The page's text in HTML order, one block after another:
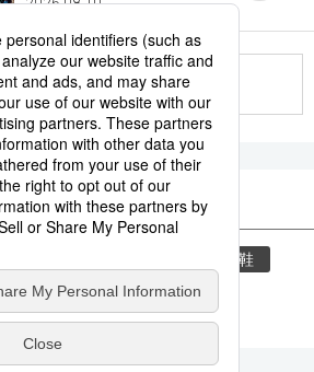
更多
脫鞋
人口減少 人口動態統計